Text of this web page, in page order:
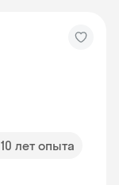
10 лет опыта